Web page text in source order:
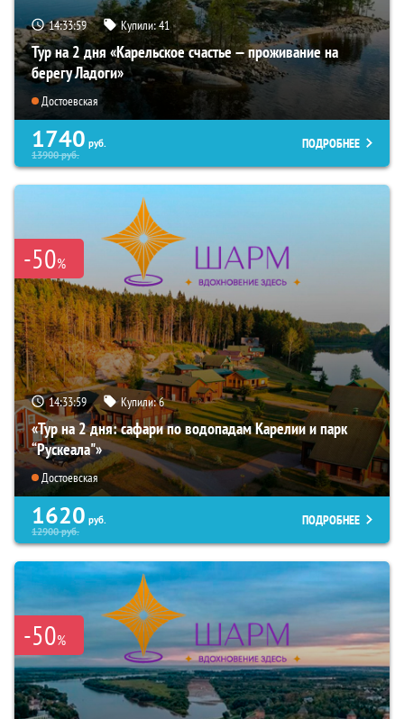
14:33:57 Купили:41
Тур на 2 дня «Карельское счастье — проживание на
берегу Ладоги»
Достоевская
1740 руб.
13900руб.
ПОДРОБНЕЕ
-50%
14:33:57 Купили:6
«Тур на 2 дня: сафари по водопадам Карелии и парк
“Рускеала"»
Достоевская
1620 руб.
12900руб.
ПОДРОБНЕЕ
-50%